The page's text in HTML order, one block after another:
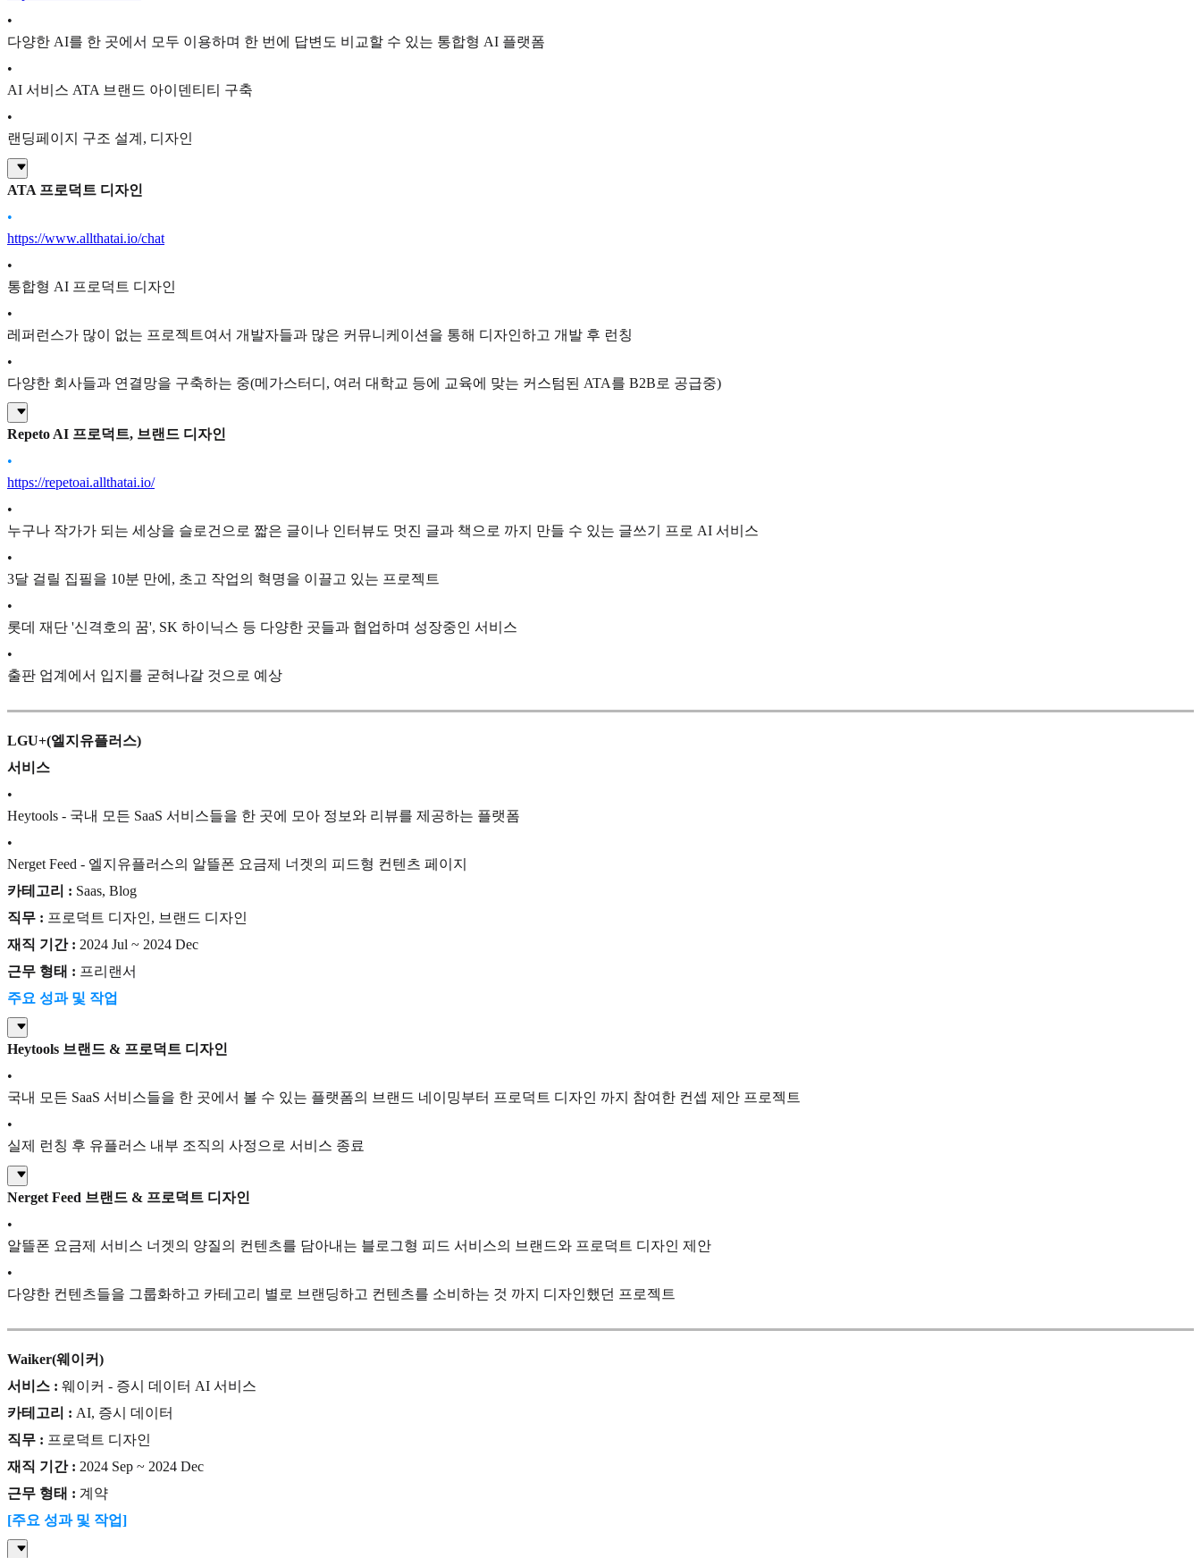
•
다양한 AI를 한 곳에서 모두 이용하며 한 번에 답변도 비교할 수 있는 통합형 AI 플랫폼
•
AI 서비스 ATA 브랜드 아이덴티티 구축
•
랜딩페이지 구조 설계, 디자인
ATA 프로덕트 디자인
•
https://www.allthatai.io/chat
•
통합형 AI 프로덕트 디자인
•
레퍼런스가 많이 없는 프로젝트여서 개발자들과 많은 커뮤니케이션을 통해 디자인하고 개발 후 런칭
•
다양한 회사들과 연결망을 구축하는 중(메가스터디, 여러 대학교 등에 교육에 맞는 커스텀된 ATA를 B2B로 공급중)
Repeto AI 프로덕트, 브랜드 디자인
•
https://repetoai.allthatai.io/
•
누구나 작가가 되는 세상을 슬로건으로 짧은 글이나 인터뷰도 멋진 글과 책으로 까지 만들 수 있는 글쓰기 프로 AI 서비스
•
3달 걸릴 집필을 10분 만에, 초고 작업의 혁명을 이끌고 있는 프로젝트
•
롯데 재단 '신격호의 꿈', SK 하이닉스 등 다양한 곳들과 협업하며 성장중인 서비스
•
출판 업계에서 입지를 굳혀나갈 것으로 예상
LGU+(엘지유플러스)
서비스
•
Heytools - 국내 모든 SaaS 서비스들을 한 곳에 모아 정보와 리뷰를 제공하는 플랫폼
•
Nerget Feed - 엘지유플러스의 알뜰폰 요금제 너겟의 피드형 컨텐츠 페이지
카테고리 : Saas, Blog
직무 : 프로덕트 디자인, 브랜드 디자인
재직 기간 : 2024 Jul ~ 2024 Dec
근무 형태 : 프리랜서
주요 성과 및 작업
Heytools 브랜드 & 프로덕트 디자인
•
국내 모든 SaaS 서비스들을 한 곳에서 볼 수 있는 플랫폼의 브랜드 네이밍부터 프로덕트 디자인 까지 참여한 컨셉 제안 프로젝트
•
실제 런칭 후 유플러스 내부 조직의 사정으로 서비스 종료
Nerget Feed 브랜드 & 프로덕트 디자인
•
알뜰폰 요금제 서비스 너겟의 양질의 컨텐츠를 담아내는 블로그형 피드 서비스의 브랜드와 프로덕트 디자인 제안
•
다양한 컨텐츠들을 그룹화하고 카테고리 별로 브랜딩하고 컨텐츠를 소비하는 것 까지 디자인했던 프로젝트
Waiker(웨이커)
서비스 : 웨이커 - 증시 데이터 AI 서비스
카테고리 : AI, 증시 데이터
직무 : 프로덕트 디자인
재직 기간 : 2024 Sep ~ 2024 Dec
근무 형태 : 계약
[주요 성과 및 작업]